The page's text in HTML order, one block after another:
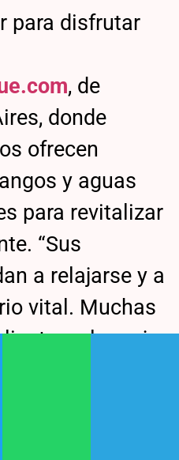
para disfrutar
, de
donde
ofrecen
y aguas
para revitalizar
“Sus
a relajarse y a
vital. Muchas
es la mejor